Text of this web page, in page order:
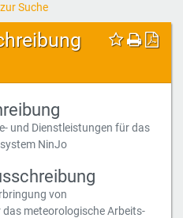
Suche
und Dienstleistungen für das
NinJo
von
meteorologische Arbeits-